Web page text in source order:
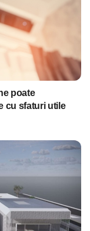
poate
cu sfaturi utile